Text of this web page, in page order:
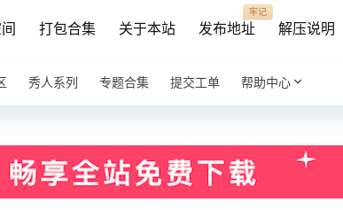
打包合集 关于本站 发布地址
牢记
解压说明
秀人系列 专题合集 提交工单 帮助中心